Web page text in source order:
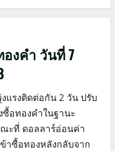
งคำ วันที่ 7
แรงติดต่อกัน 2 วัน ปรับ
ซื้อทองคำในฐานะ
ะที่ ดอลลาร์อ่อนค่า
าซื้อทองหลังกลับจาก